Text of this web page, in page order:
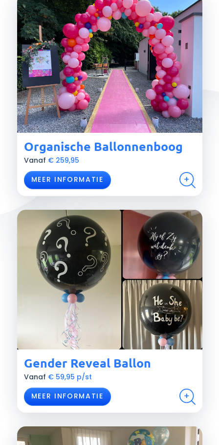
Organische Ballonnenboog
Vanaf €259,95
MEER INFORMATIE
Gender Reveal Ballon
Vanaf €59,95 p/st
MEER INFORMATIE